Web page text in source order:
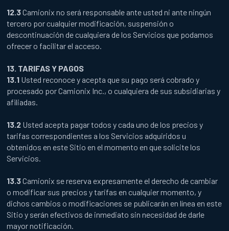
12.3Camionix no será responsable ante usted ni ante ningún
tercero por cualquier modificación, suspensión o
descontinuación de cualquiera de los Servicios que podamos
ofrecer o facilitar el acceso.
13. TARIFAS Y PAGOS
13.1 Usted reconoce y acepta que su pago será cobrado y
procesado por Camionix Inc., o cualquiera de sus subsidiarias y
afiliadas.
13.2 Usted acepta pagar todos y cada uno de los precios y
tarifas correspondientes a los Servicios adquiridos u
obtenidos en este Sitio en el momento en que solicite los
Servicios.
13.3Camionix se reserva expresamente el derecho de cambiar
o modificar sus precios y tarifas en cualquier momento, y
dichos cambios o modificaciones se publicarán en línea en este
Sitio y serán efectivos de inmediato sin necesidad de darle
mayor notificación.